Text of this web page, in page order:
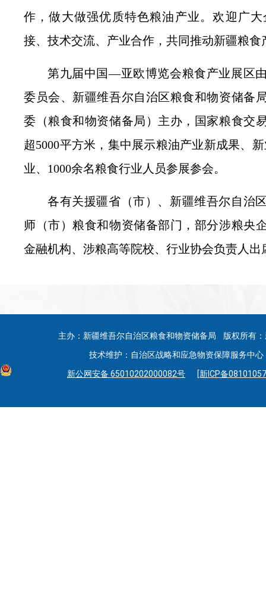
作，做大做强优质特色粮油产业。欢迎广
接、技术交流、产业合作，共同推动新疆粮食
第九届中国—亚欧博览会粮食产业展区
委员会、新疆维吾尔自治区粮食和物资储备
委（粮食和物资储备局）主办，国家粮食交
超5000平方米，集中展示粮油产业新成果、
业、1000余名粮食行业人员参展参会。
各有关援疆省（市）、新疆维吾尔自治
师（市）粮食和物资储备部门，部分涉粮央
金融机构、涉粮高等院校、行业协会负责人出
主办：新疆维吾尔自治区粮食和物资储备局 版权所有
技术维护：自治区战略和应急物资保障服务中
新公网安备 65010202000082号
[新ICP备